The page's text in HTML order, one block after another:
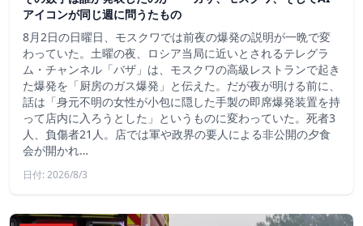
アイコンが同じ週に問うたもの
8月2日の日曜日、モスクワでは前夜の爆発の説明が一晩で変
わっていた。土曜の夜、ロシア当局に近いとされるテレグラ
ム・チャンネル「バザ」は、モスクワの高級レストランで起き
た爆発を「厨房のガス爆発」と伝えた。だが夜が明ける前に、
話は「身元不明の女性が小包に隠した手製の即席爆発装置を持
って店内に入ろうとした」というものに変わっていた。死者3
人、負傷者21人。店では軍や政界の要人による非公開の夕食
会が開かれ…
日付: 2026/8/3